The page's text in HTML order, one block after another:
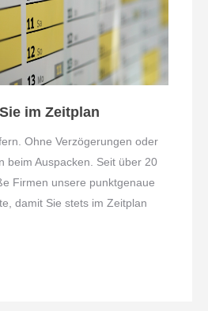
im Zeitplan
Ohne Verzögerungen oder
beim Auspacken. Seit über 20
Firmen unsere punktgenaue
damit Sie stets im Zeitplan